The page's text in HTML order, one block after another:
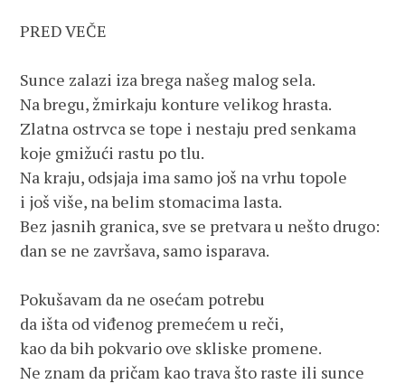
PRED VEČE
Sunce zalazi iza brega našeg malog sela.
Na bregu, žmirkaju konture velikog hrasta.
Zlatna ostrvca se tope i nestaju pred senkama
koje gmižući rastu po tlu.
Na kraju, odsjaja ima samo još na vrhu topole
i još više, na belim stomacima lasta.
Bez jasnih granica, sve se pretvara u nešto drugo:
dan se ne završava, samo isparava.
Pokušavam da ne osećam potrebu
da išta od viđenog premećem u reči,
kao da bih pokvario ove skliske promene.
Ne znam da pričam kao trava što raste ili sunce